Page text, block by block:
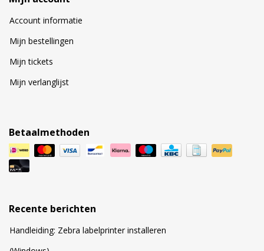
Account informatie
Mijn bestellingen
Mijn tickets
Mijn verlanglijst
Betaalmethoden
Recente berichten
Handleiding: Zebra labelprinter installeren